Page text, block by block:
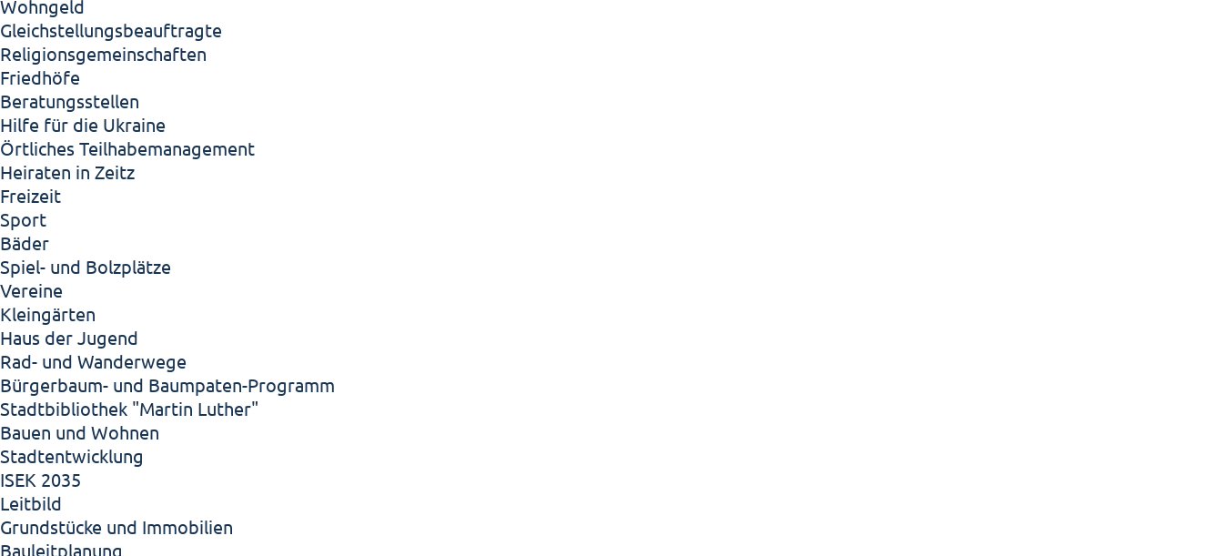
Wohngeld
Gleichstellungsbeauftragte
Religionsgemeinschaften
Friedhöfe
Beratungsstellen
Hilfe für die Ukraine
Örtliches Teilhabemanagement
Heiraten in Zeitz
Freizeit
Sport
Bäder
Spiel- und Bolzplätze
Vereine
Kleingärten
Haus der Jugend
Rad- und Wanderwege
Bürgerbaum- und Baumpaten-Programm
Stadtbibliothek "Martin Luther"
Bauen und Wohnen
Stadtentwicklung
ISEK 2035
Leitbild
Grundstücke und Immobilien
Bauleitplanung